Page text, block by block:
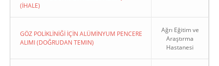
(İHALE)
GÖZ POLİKLİNİĞİ İÇİN ALÜMİNYUM PENCERE
ALIMI (DOĞRUDAN TEMIN)
Ağrı Eğitim ve
Araştırma
Hastanesi